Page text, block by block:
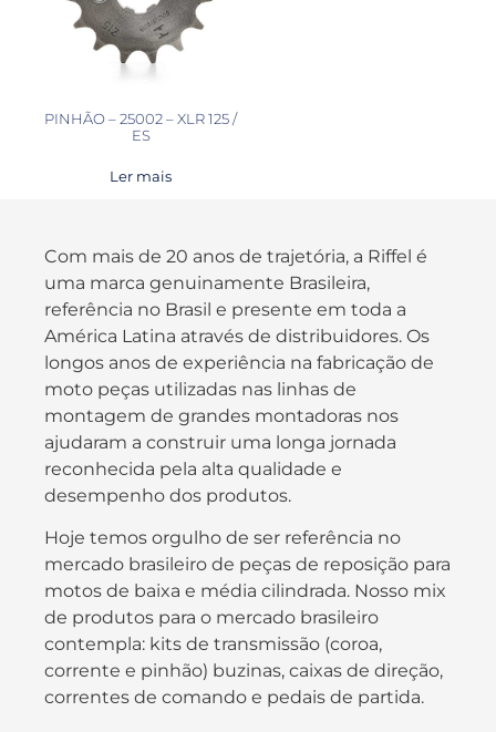
PINHÃO – 25002 – XLR 125 /
ES
Ler mais
Com mais de 20 anos de trajetória, a Riffel é
uma marca genuinamente Brasileira,
referência no Brasil e presente em toda a
América Latina através de distribuidores. Os
longos anos de experiência na fabricação de
moto peças utilizadas nas linhas de
montagem de grandes montadoras nos
ajudaram a construir uma longa jornada
reconhecida pela alta qualidade e
desempenho dos produtos.
Hoje temos orgulho de ser referência no
mercado brasileiro de peças de reposição para
motos de baixa e média cilindrada. Nosso mix
de produtos para o mercado brasileiro
contempla: kits de transmissão (coroa,
corrente e pinhão) buzinas, caixas de direção,
correntes de comando e pedais de partida.